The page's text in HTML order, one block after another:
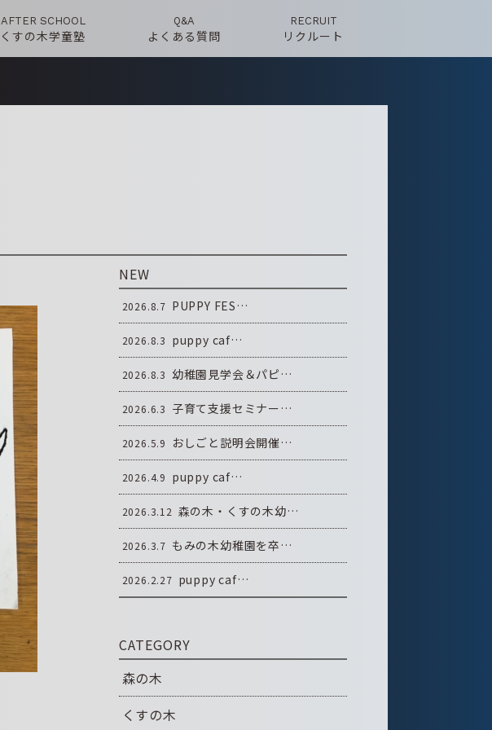
AFTER SCHOOL
くすの木学童塾
Q&A
よくある質問
RECRUIT
リクルート
NEW
2026.8.7 PUPPY FES…
2026.8.3 puppy caf…
2026.8.3 幼稚園見学会＆パピ…
2026.6.3 子育て支援セミナー…
2026.5.9 おしごと説明会開催…
2026.4.9 puppy caf…
2026.3.12 森の木・くすの木幼…
2026.3.7 もみの木幼稚園を卒…
2026.2.27 puppy caf…
CATEGORY
森の木
くすの木